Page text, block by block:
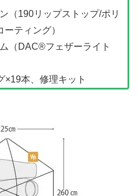
（190リップストップ/ポリ
ティング）
（DAC®フェザーライト
×19本、修理キット